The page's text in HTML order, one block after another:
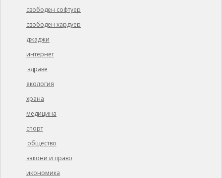
свободен софтуер
свободен хардуер
джаджи
интернет
здраве
екология
храна
медицина
спорт
общество
закони и право
икономика